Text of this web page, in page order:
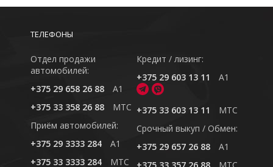
ТЕЛЕФОНЫ
Отдел продажи
автомобилей:
+375 29 658 26 88
A1
+375 33 358 26 88
MTC
Приём автомобилей:
+375 29 3333 284
A1
+375 33 3333 284
MTC
Кредит / лизинг:
+375 29 603 13 11
A1
+375 33 603 13 11
MTC
Cрочный выкуп / Обмен:
+375 29 657 26 88
A1
+375 33 357 26 88
MTC